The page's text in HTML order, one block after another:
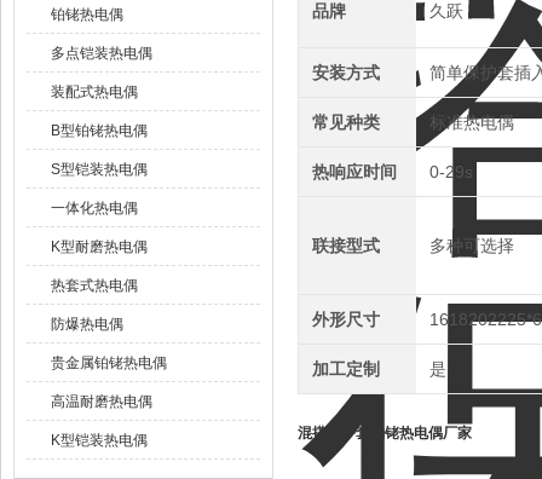
铂铑热电偶
多点铠装热电偶
装配式热电偶
B型铂铑热电偶
S型铠装热电偶
一体化热电偶
K型耐磨热电偶
热套式热电偶
防爆热电偶
贵金属铂铑热电偶
高温耐磨热电偶
K型铠装热电偶
品牌 久跃
安装方式 简单保护套插
常见种类 标准热电偶
热响应时间 0-29s
联接型式 多种可选择
外形尺寸
加工定制 是
混搭保护套铂铑热电偶厂家